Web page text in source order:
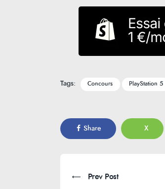
Tags: Concours PlayStation 5
Share X
Prev Post